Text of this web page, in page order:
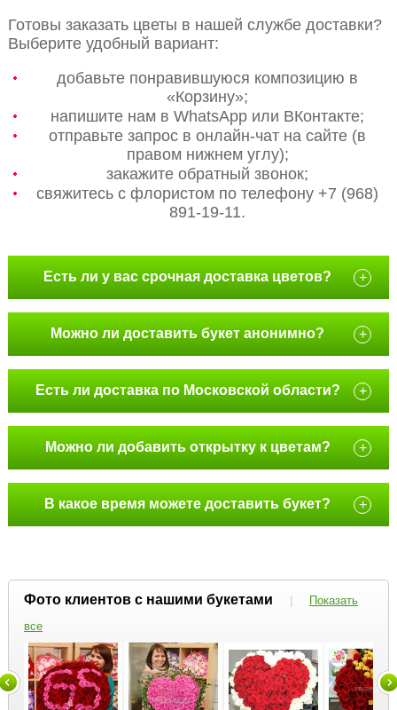
Готовы заказать цветы в нашей службе доставки?
Выберите удобный вариант:
добавьте понравившуюся композицию в
«Корзину»;
напишите нам в WhatsApp или ВКонтакте;
отправьте запрос в онлайн-чат на сайте (в
правом нижнем углу);
закажите обратный звонок;
свяжитесь с флористом по телефону +7 (968)
891-19-11.
Есть ли у вас срочная доставка цветов? +
Можно ли доставить букет анонимно? +
Есть ли доставка по Московской области? +
Можно ли добавить открытку к цветам? +
В какое время можете доставить букет? +
Фото клиентов с нашими букетами |
Показать
все